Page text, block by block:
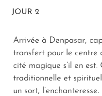
JOUR 2
Arrivée à Denpasar,
transfert pour le centre
cité magique s’il en
traditionnelle et
un sort,